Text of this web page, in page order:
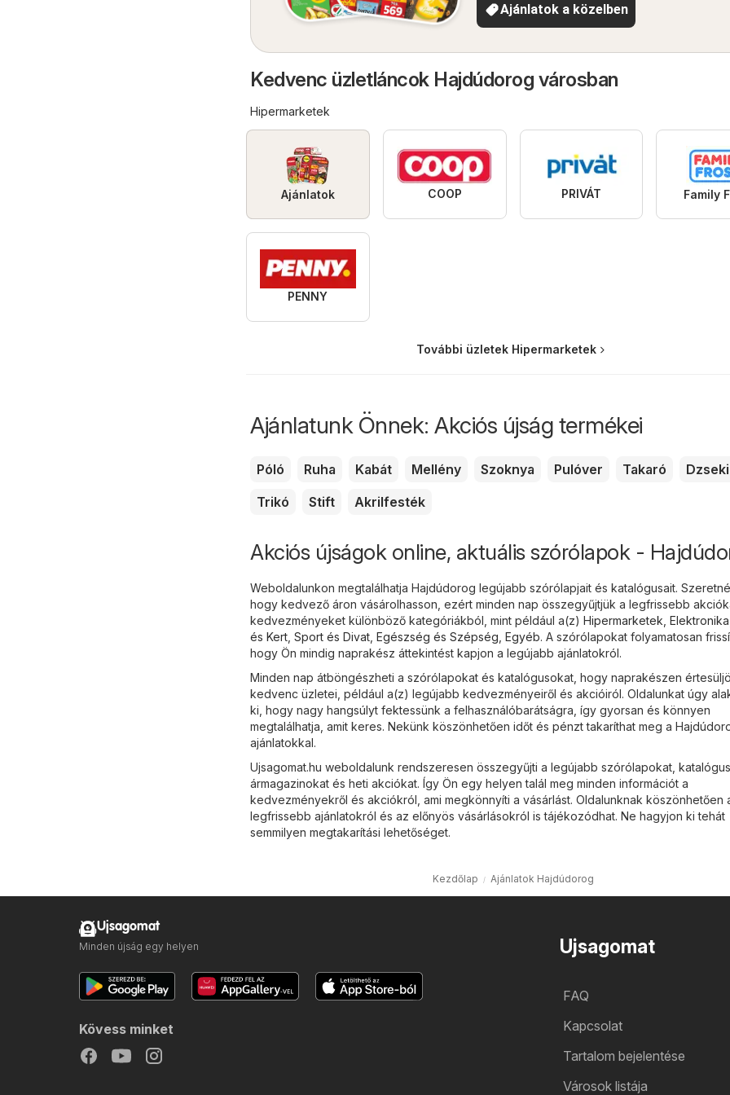
Ajánlatok a közelben
Kedvenc üzletláncok Hajdúdorog városban
Hipermarketek
Ajánlatok COOP PRIVÁT Family
PENNY
További üzletek Hipermarketek
Ajánlatunk Önnek: Akciós újság termékei
Póló Ruha Kabát Mellény Szoknya Pulóver Takaró
Dzseki
Trikó
Stift Akrilfesték
Akciós újságok online, aktuális szórólapok -
Weboldalunkon megtalálhatja Hajdúdorog legújabb szórólapjait és katalógusait.
hogy kedvező áron vásárolhasson, ezért minden nap összegyűjtjük a legfrissebb
kedvezményeket különböző kategóriákból, mint például a(z) Hipermarketek Elektronika
és Kert Sport és Divat Egészség és Szépség Egyéb. A szórólapokat folyamatosan
hogy Ön mindig naprakész áttekintést kapjon a legújabb ajánlatokról.
Minden nap átböngészheti a szórólapokat és katalógusokat, hogy naprakészen
kedvenc üzletei, például a(z) legújabb kedvezményeiről és akcióiról. Oldalunkat úgy
ki, hogy nagy hangsúlyt fektessünk a felhasználóbarátságra, így gyorsan és könnyen
megtalálhatja, amit keres. Nekünk köszönhetően időt és pénzt takaríthat meg a
ajánlatokkal.
Ujsagomat.hu weboldalunk rendszeresen összegyűjti a legújabb szórólapokat,
ármagazinokat és heti akciókat. Így Ön egy helyen talál meg minden információt a
kedvezményekről és akciókról, ami megkönnyíti a vásárlást. Oldalunknak köszönhetően
legfrissebb ajánlatokról és az előnyös vásárlásokról is tájékozódhat. Ne hagyjon ki tehát
semmilyen megtakarítási lehetőséget.
Kezdőlap Ajánlatok Hajdúdorog
Ujsagomat
FAQ
Kapcsolat
Tartalom bejelentése
Városok listája
Ujsagomat
Minden újság egy helyen
Kövess minket